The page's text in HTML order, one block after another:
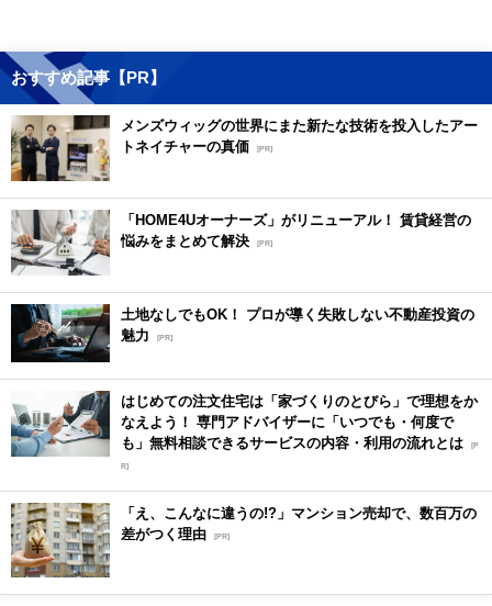
おすすめ記事【PR】
メンズウィッグの世界にまた新たな技術を投入したアー
トネイチャーの真価 [PR]
「HOME4Uオーナーズ」がリニューアル！ 賃貸経営の
悩みをまとめて解決 [PR]
土地なしでもOK！ プロが導く失敗しない不動産投資の
魅力
[PR]
はじめての注文住宅は「家づくりのとびら」で理想をか
なえよう！ 専門アドバイザーに「いつでも・何度で
も」無料相談できるサービスの内容・利用の流れとは [P
R]
「え、こんなに違うの!?」マンション売却で、数百万の
差がつく理由 [PR]